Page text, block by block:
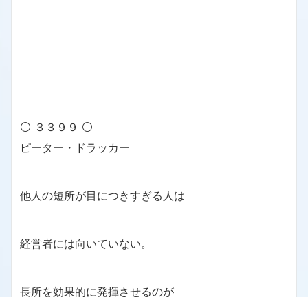
⚪ ３３９９ ⚪
ピーター・ドラッカー
他人の短所が目につきすぎる人は
経営者には向いていない。
長所を効果的に発揮させるのが